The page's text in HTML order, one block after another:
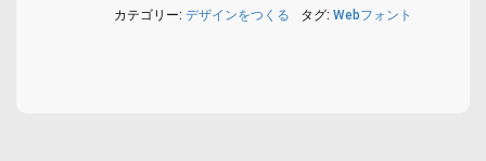
カテゴリー: デザインをつくる タグ: Webフォント